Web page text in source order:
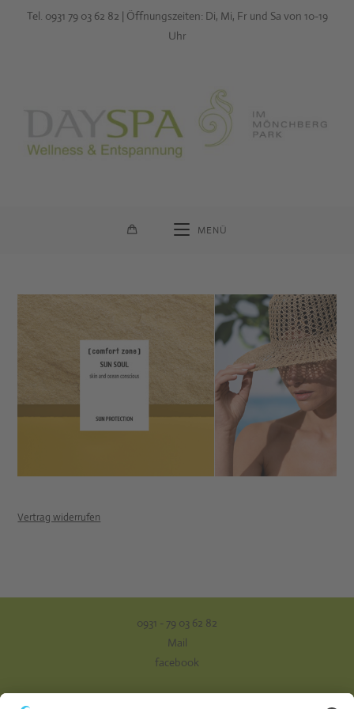
Tel. 0931 79 03 62 82 | Öffnungszeiten: Di, Mi, Fr und Sa von 10-19
Uhr
MENÜ
Vertrag widerrufen
0931 - 79 03 62 82
Mail
facebook